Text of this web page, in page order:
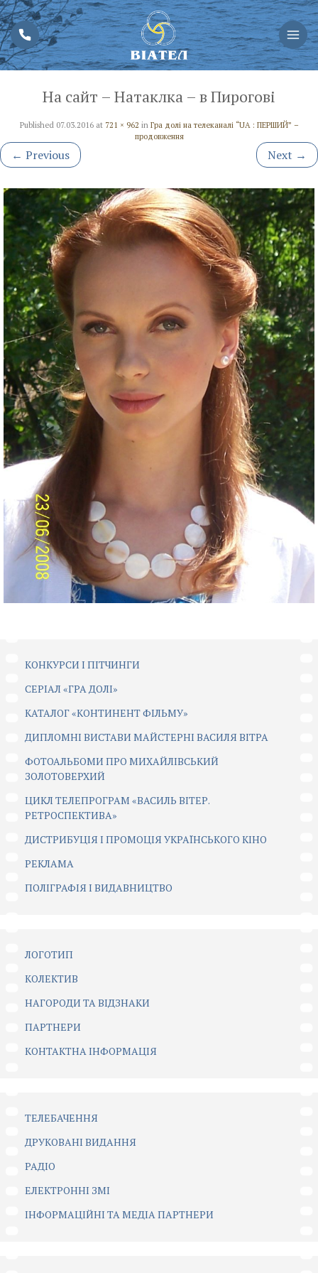
На сайт – Натаклка – в Пирогові
Published 07.03.2016at 721 × 962 in Гра долі на телеканалі “UA : ПЕРШИЙ” –
продовження
← Previous Next →
КОНКУРСИ І ПІТЧИНГИ
CЕРІАЛ «ГРА ДОЛІ»
КАТАЛОГ «КОНТИНЕНТ ФІЛЬМУ»
ДИПЛОМНІ ВИСТАВИ МАЙСТЕРНІ ВАСИЛЯ ВІТРА
ФОТОАЛЬБОМИ ПРО МИХАЙЛІВСЬКИЙ
ЗОЛОТОВЕРХИЙ
ЦИКЛ ТЕЛЕПРОГРАМ «ВАСИЛЬ ВІТЕР.
РЕТРОСПЕКТИВА»
ДИСТРИБУЦІЯ І ПРОМОЦІЯ УКРАЇНСЬКОГО КІНО
РЕКЛАМА
ПОЛІГРАФІЯ І ВИДАВНИЦТВО
ЛОГОТИП
КОЛЕКТИВ
НАГОРОДИ ТА ВІДЗНАКИ
ПАРТНЕРИ
КОНТАКТНА ІНФОРМАЦІЯ
ТЕЛЕБАЧЕННЯ
ДРУКОВАНІ ВИДАННЯ
РАДІО
ЕЛЕКТРОННІ ЗМІ
ІНФОРМАЦІЙНІ ТА МЕДІА ПАРТНЕРИ